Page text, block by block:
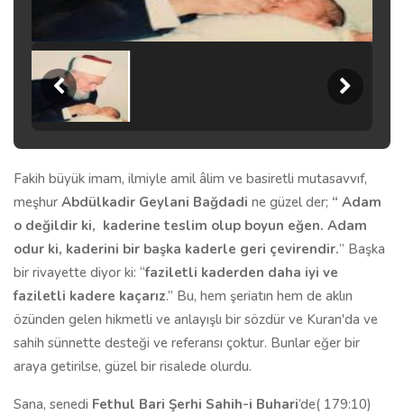
Fakih büyük imam, ilmiyle amil âlim ve basiretli mutasavvıf,
meşhur Abdülkadir Geylani Bağdadi ne güzel der; “ Adam
o değildir ki, kaderine teslim olup boyun eğen. Adam
odur ki, kaderini bir başka kaderle geri çevirendir.” Başka
bir rivayette diyor ki: “faziletli kaderden daha iyi ve
faziletli kadere kaçarız.” Bu, hem şeriatın hem de aklın
özünden gelen hikmetli ve anlayışlı bir sözdür ve Kuran'da ve
sahih sünnette desteği ve referansı çoktur. Bunlar eğer bir
araya getirilse, güzel bir risalede olurdu.
Sana, senedi Fethul Bari Şerhi Sahih-i Buhari’de( 179:10)